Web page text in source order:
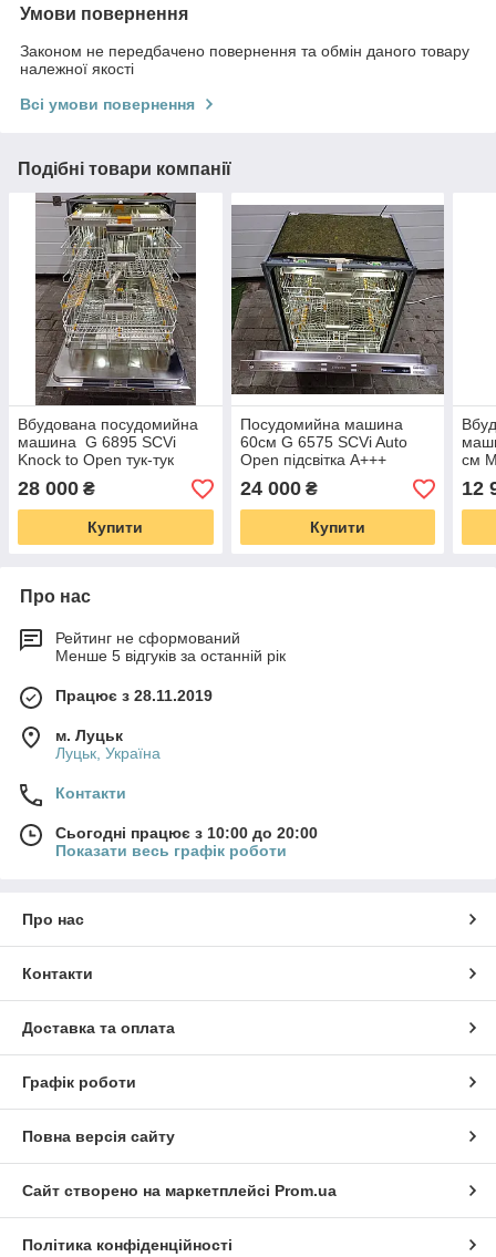
Умови повернення
Законом не передбачено повернення та обмін даного товару
належної якості
Всі умови повернення
Подібні товари компанії
Вбудована посудомийна
машина G 6895 SCVi
Knock to Open тук-тук
28 000 ₴
Купити
Посудомийна машина
60см G 6575 SCVi Auto
Open підсвітка A+++
24 000₴
Купити
см
12
Про нас
Рейтинг не сформований
Менше 5 відгуків за останній рік
Працює з 28.11.2019
м. Луцьк
Луцьк, Україна
Контакти
Сьогодні працює з 10:00 до 20:00
Показати весь графік роботи
Про нас
Контакти
Доставка та оплата
Графік роботи
Повна версія сайту
Сайт створено на маркетплейсі Prom.ua
Політика конфіденційності